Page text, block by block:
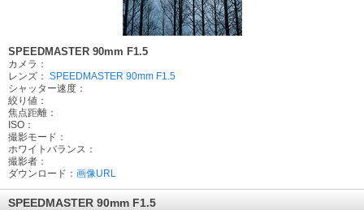
SPEEDMASTER 90mm F1.5
カメラ：
レンズ： SPEEDMASTER 90mm F1.5
シャッター速度：
絞り値：
焦点距離：
ISO：
撮影モード：
ホワイトバランス：
撮影者：
ダウンロード： 画像URL
SPEEDMASTER 90mm F1.5